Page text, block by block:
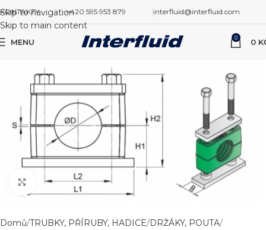
Skip to navigation
Skip to main content
KONTAKTY +420 595 953 879 interfluid@interfluid.com
MENU 0 0
Zvětšit obrázek
Domů TRUBKY, PŘÍRUBY, HADICE DRŽÁKY, POUTA